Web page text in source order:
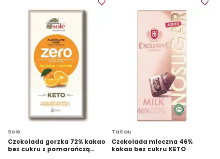
Sole
Czekolada gorzka 72% kakao
bez cukru z pomarańczą
Taitau
Czekolada mleczna 46%
kakao bez cukru KETO